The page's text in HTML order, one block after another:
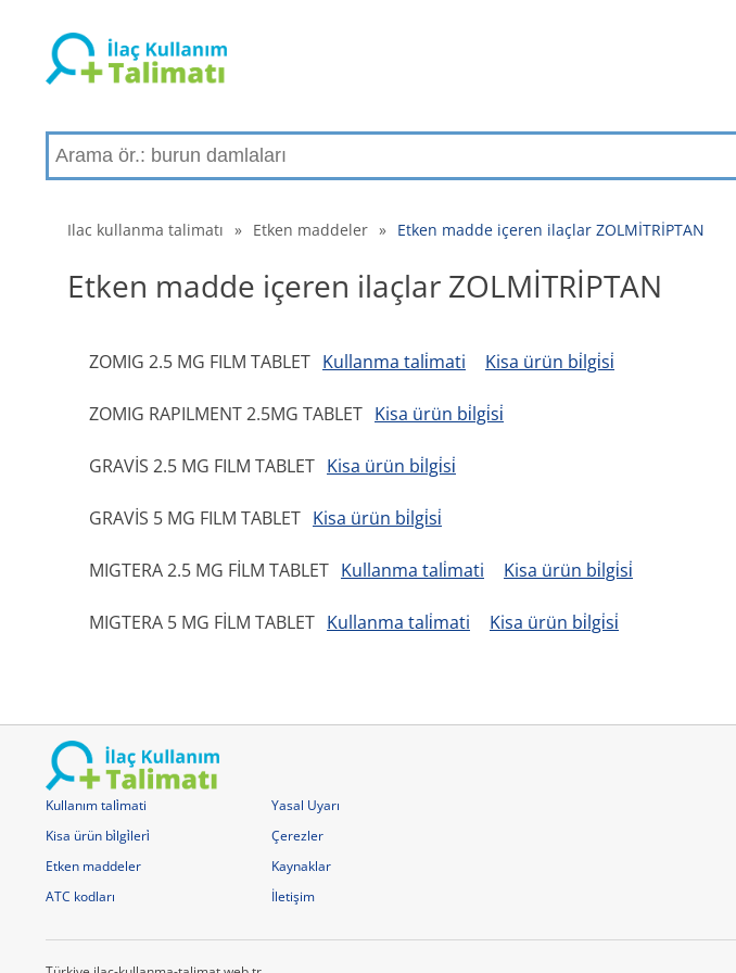
Ilac kullanma talimatı » Etken maddeler » Etken madde içeren ilaçlar ZOLMİTRİPTAN
Etken madde içeren ilaçlar ZOLMİTRİPTAN
ZOMIG 2.5 MG FILM TABLET Kullanma tali̇mati Kisa ürün bi̇lgi̇si̇
ZOMIG RAPILMENT 2.5MG TABLET Kisa ürün bi̇lgi̇si̇
GRAVİS 2.5 MG FILM TABLET Kisa ürün bi̇lgi̇si̇
GRAVİS 5 MG FILM TABLET Kisa ürün bi̇lgi̇si̇
MIGTERA 2.5 MG FİLM TABLET Kullanma tali̇mati Kisa ürün bi̇lgi̇si̇
MIGTERA 5 MG FİLM TABLET Kullanma tali̇mati Kisa ürün bi̇lgi̇si̇
Kullanım tali̇mati
Kisa ürün bi̇lgi̇leri̇
Etken maddeler
ATC kodları
Yasal Uyarı
Çerezler
Kaynaklar
İletişim